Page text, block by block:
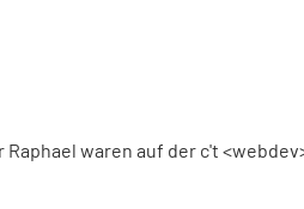
waren auf der c't